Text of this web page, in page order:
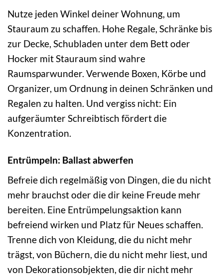
Nutze jeden Winkel deiner Wohnung, um
Stauraum zu schaffen. Hohe Regale, Schränke bis
zur Decke, Schubladen unter dem Bett oder
Hocker mit Stauraum sind wahre
Raumsparwunder. Verwende Boxen, Körbe und
Organizer, um Ordnung in deinen Schränken und
Regalen zu halten. Und vergiss nicht: Ein
aufgeräumter Schreibtisch fördert die
Konzentration.
Entrümpeln: Ballast abwerfen
Befreie dich regelmäßig von Dingen, die du nicht
mehr brauchst oder die dir keine Freude mehr
bereiten. Eine Entrümpelungsaktion kann
befreiend wirken und Platz für Neues schaffen.
Trenne dich von Kleidung, die du nicht mehr
trägst, von Büchern, die du nicht mehr liest, und
von Dekorationsobjekten, die dir nicht mehr